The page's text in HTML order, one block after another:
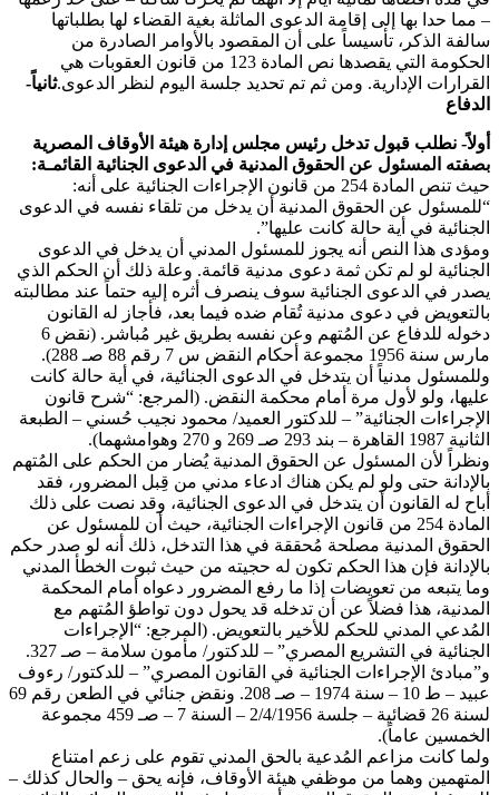
– مما حدا بها إلى إقامة الدعوى الماثلة بغية القضاء لها بطلباتها
سالفة الذكر، تأسيساً على أن المقصود بالأوامر الصادرة من
الحكومة التي يقصدها نص المادة 123 من قانون العقوبات هي
القرارات الإدارية. ومن ثم تم تحديد جلسة اليوم لنظر الدعوى.ثانياً-
الدفاع
أولاً- نطلب قبول تدخل رئيس مجلس إدارة هيئة الأوقاف المصرية
بصفته المسئول عن الحقوق المدنية في الدعوى الجنائية القائمـة:
حيث تنص المادة 254 من قانون الإجراءات الجنائية على أنه:
“للمسئول عن الحقوق المدنية أن يدخل من تلقاء نفسه في الدعوى
الجنائية في أية حالة كانت عليها”.
ومؤدى هذا النص أنه يجوز للمسئول المدني أن يدخل في الدعوى
الجنائية لو لم تكن ثمة دعوى مدنية قائمة. وعلة ذلك أن الحكم الذي
يصدر في الدعوى الجنائية سوف ينصرف أثره إليه حتماً عند مطالبته
بالتعويض في دعوى مدنية تُقام ضده فيما بعد، فأجاز له القانون
دخوله للدفاع عن المُتهم وعن نفسه بطريق غير مُباشر. (نقض 6
مارس سنة 1956 مجموعة أحكام النقض س 7 رقم 88 صـ 288).
وللمسئول مدنياً أن يتدخل في الدعوى الجنائية، في أية حالة كانت
عليها، ولو لأول مرة أمام محكمة النقض. (المرجع: “شرح قانون
الإجراءات الجنائية” – للدكتور العميد/ محمود نجيب حُسني – الطبعة
الثانية 1987 القاهرة – بند 293 صـ 269 و 270 وهوامشهما).
ونظراً لأن المسئول عن الحقوق المدنية يُضار من الحكم على المُتهم
بالإدانة حتى ولو لم يكن هناك ادعاء مدني من قِبل المضرور، فقد
أباح له القانون أن يتدخل في الدعوى الجنائية، وقد نصت على ذلك
المادة 254 من قانون الإجراءات الجنائية، حيث أن للمسئول عن
الحقوق المدنية مصلحة مُحققة في هذا التدخل، ذلك أنه لو صدر حكم
بالإدانة فإن هذا الحكم تكون له حجيته من حيث ثبوت الخطأ المدني
وما يتبعه من تعويضات إذا ما رفع المضرور دعواه أمام المحكمة
المدنية، هذا فضلاً عن أن تدخله قد يحول دون تواطؤ المُتهم مع
المُدعي المدني للحكم للأخير بالتعويض. (المرجع: “الإجراءات
الجنائية في التشريع المصري” – للدكتور/ مأمون سلامة – صـ 327.
و”مبادئ الإجراءات الجنائية في القانون المصري” – للدكتور/ رءوف
عبيد – ط 10 – سنة 1974 – صـ 208. ونقض جنائي في الطعن رقم 69
لسنة 26 قضائية – جلسة 2/4/1956 – السنة 7 – صـ 459 مجموعة
الخمسين عاماً).
ولما كانت مزاعم المُدعية بالحق المدني تقوم على زعم امتناع
المتهمين وهما من موظفي هيئة الأوقاف، فإنه يحق – والحال كذلك –